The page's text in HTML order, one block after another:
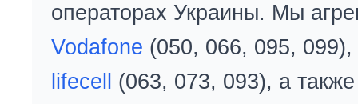
операторах Украины. Мы
Vodafone (050, 066, 095, 099),
lifecell
(063, 073, 093), а